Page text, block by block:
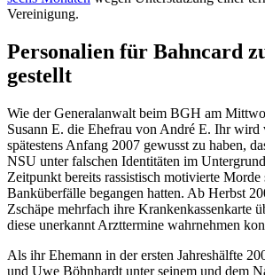
Vereinigung.
Personalien für Bahncard
gestellt
Wie der Generalanwalt beim BGH am
Susann E. die Ehefrau von André E. Ihr wird
spätestens Anfang 2007 gewusst zu haben,
NSU unter falschen Identitäten im
Zeitpunkt bereits rassistisch motivierte
Banküberfälle begangen hatten. Ab Herbst
Zschäpe mehrfach ihre Krankenkassenkarte
diese unerkannt Arzttermine wahrnehmen
Als ihr Ehemann in der ersten Jahreshälfte
und Uwe Böhnhardt unter seinem und dem